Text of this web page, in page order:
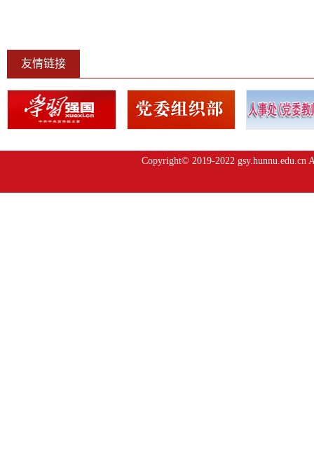
友情链接
Copyright© 2019-2022